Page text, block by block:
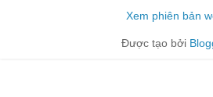
Xem phiên bản
Được tạo bởi